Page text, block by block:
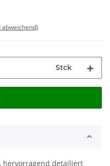
abweichend)
Stck
hervorragend detailiert